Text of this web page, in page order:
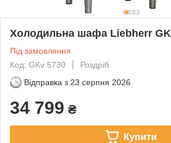
Холодильна шафа Liebherr
Під замовлення
Код: GKv 5730
Роздріб
Відправка з 23 серпня 2026
34 799 ₴
Купити